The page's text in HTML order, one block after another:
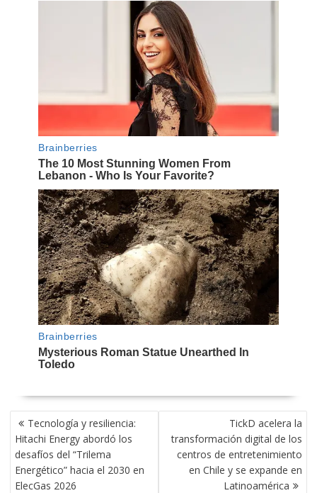
NAVEGACIÓN
DE
ENTRADAS
Tecnología y resiliencia:
Hitachi Energy abordó los
desafíos del “Trilema
Energético” hacia el 2030 en
ElecGas 2026
TickD acelera la
transformación digital de los
centros de entretenimiento
en Chile y se expande en
Latinoamérica